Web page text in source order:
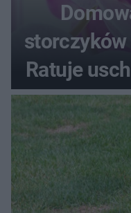
Ratuje